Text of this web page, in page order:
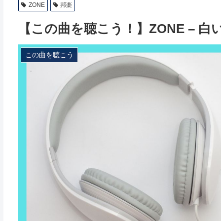
ZONE 邦楽
【この曲を聴こう！】ZONE – 白
この曲を聴こう